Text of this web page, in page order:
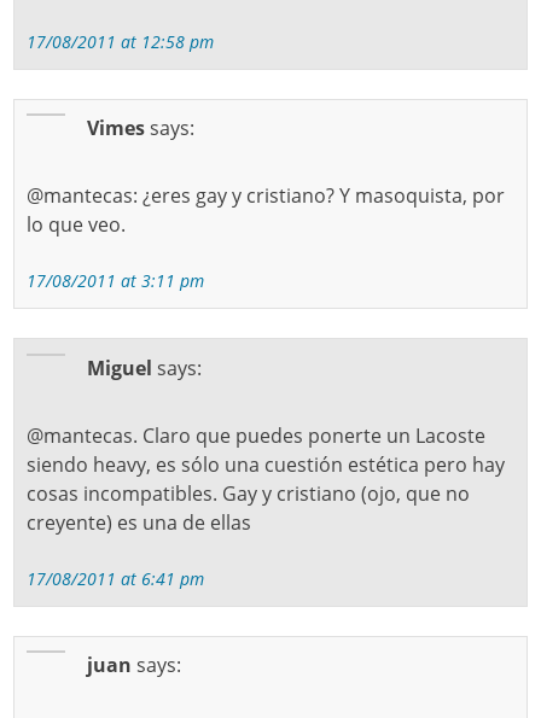
17/08/2011 at 12:58 pm
Vimessays:
@mantecas: ¿eres gay y cristiano? Y masoquista, por
lo que veo.
17/08/2011 at 3:11 pm
Miguel says:
@mantecas. Claro que puedes ponerte un Lacoste
siendo heavy, es sólo una cuestión estética pero hay
cosas incompatibles. Gay y cristiano (ojo, que no
creyente) es una de ellas
17/08/2011 at 6:41 pm
juan says: